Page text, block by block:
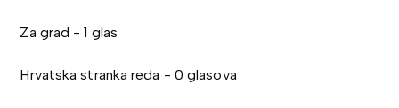
Za grad - 1 glas
Hrvatska stranka reda - 0 glasova